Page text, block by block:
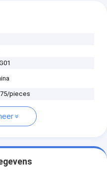
pieces